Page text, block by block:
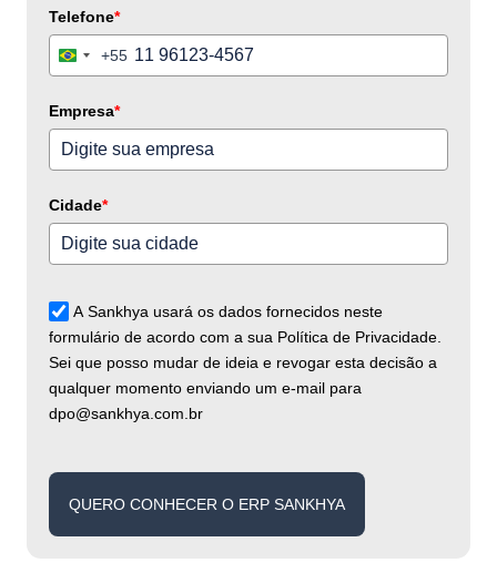
Telefone*
Brazil+55
Empresa*
Cidade*
A Sankhya usará os dados fornecidos neste
formulário de acordo com a sua Política de Privacidade.
Sei que posso mudar de ideia e revogar esta decisão a
qualquer momento enviando um e-mail para
dpo@sankhya.com.br
QUERO CONHECER O ERP SANKHYA